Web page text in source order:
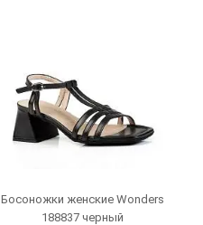
Босоножки женские Wonders
188837 черный